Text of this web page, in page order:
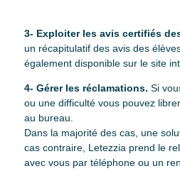
3- Exploiter les avis certifiés
un récapitulatif des avis des
également disponible sur le site
4- Gérer les réclamations. Si
ou une difficulté vous pouvez
au bureau.
Dans la majorité des cas, une
cas contraire, Letezzia prend le
avec vous par téléphone ou un